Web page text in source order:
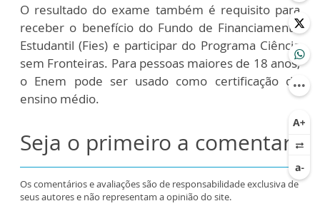
O resultado do exame também é requisito para
receber o benefício do Fundo de Financiamento
Estudantil (Fies) e participar do Programa Ciência
sem Fronteiras. Para pessoas maiores de 18 anos,
o Enem pode ser usado como certificação do
ensino médio.
Seja o primeiro a comentar
Os comentários e avaliações são de responsabilidade exclusiva de
seus autores e não representam a opinião do site.